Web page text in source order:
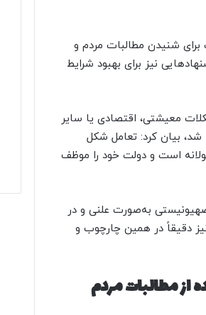
شنیدن مطالبات مردم و
نیز برای بهبود شرایط
معیشتی، اقتصادی یا سایر
شد، بیان کرد: تعامل شکل
است و دولت خود را موظف
به‌صورت علنی و در
دقیقاً در همین چارچوب و
از مطالبات مردم